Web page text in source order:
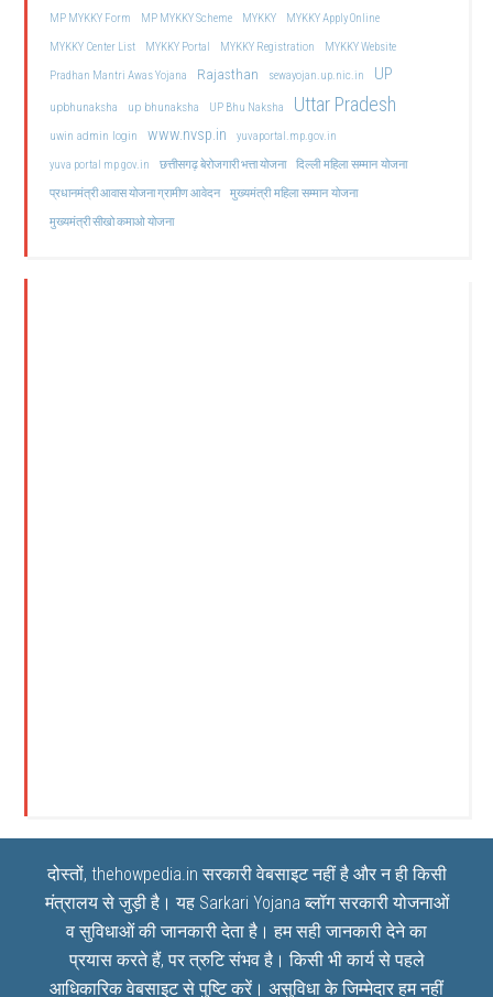
MP MYKKY Form
MP MYKKY Scheme MYKKY
MYKKY Apply Online
MYKKY Center List
MYKKY Portal MYKKY Registration
MYKKY Website
Pradhan Mantri Awas Yojana
Rajasthan sewayojan.up.nic.in UP
upbhunaksha up bhunaksha UP Bhu Naksha Uttar Pradesh
uwin admin login www.nvsp.in
yuvaportal.mp.gov.in
yuva portal mp gov.in
छत्तीसगढ़ बेरोजगारी भत्ता योजना दिल्ली महिला सम्मान योजना
प्रधानमंत्री आवास योजना ग्रामीण आवेदन मुख्यमंत्री महिला सम्मान योजना
मुख्यमंत्री सीखो कमाओ योजना
दोस्तों, thehowpedia.in सरकारी वेबसाइट नहीं है और न ही किसी
मंत्रालय से जुड़ी है। यह Sarkari Yojana ब्लॉग सरकारी योजनाओं
व सुविधाओं की जानकारी देता है। हम सही जानकारी देने का
प्रयास करते हैं, पर त्रुटि संभव है। किसी भी कार्य से पहले
आधिकारिक वेबसाइट से पुष्टि करें। असुविधा के जिम्मेदार हम नहीं